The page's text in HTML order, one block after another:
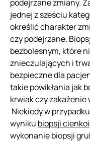
podejrzane zmiany.
jednej z sześciu
określić charakter
czy podejrzane.
bezbolesnym, które
znieczulających i
bezpieczne dla
takie powikłania jak
krwiak czy zakażenie
Niekiedy w
wyniku biopsji
wykonanie biopsji